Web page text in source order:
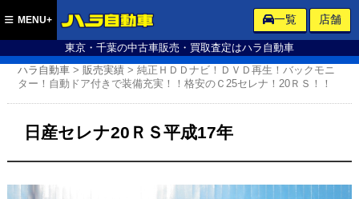
東京・千葉の中古車販売・買取査定はハラ自動車
MENU+ 一覧 店舗
ハラ自動車 >販売実績 >純正ＨＤＤナビ！ＤＶＤ再生！バックモニ
ター！自動ドア付きで装備充実！！格安のＣ25セレナ！20ＲＳ！！
日産セレナ20ＲＳ平成17年